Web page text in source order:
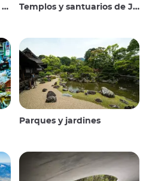
Templos y santuarios de Japón
Parques y jardines